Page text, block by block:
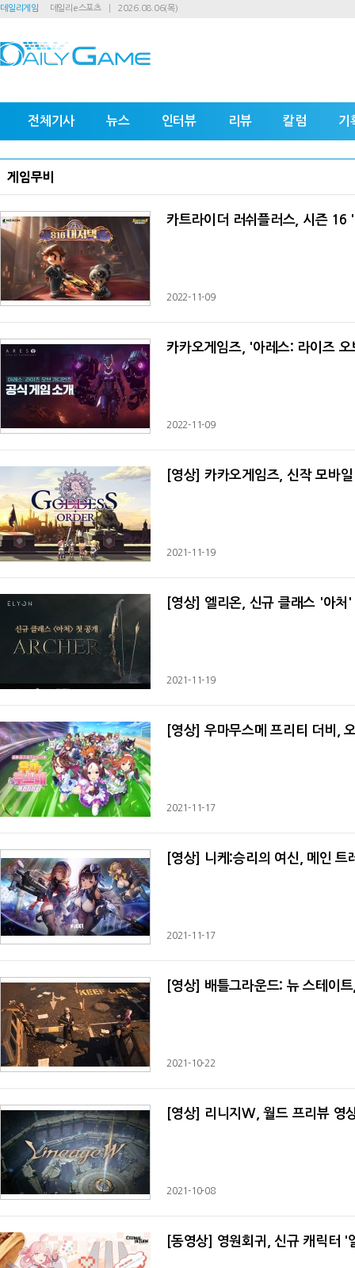
데일리게임 데일리e스포츠 2026.08.06(목)
전체기사 뉴스 인터뷰 리뷰 칼럼 기
게임무비
카트라이더 러쉬플러스, 시즌 16
2022-11-09
카카오게임즈, '아레스: 라이즈
2022-11-09
[영상] 카카오게임즈, 신작 모바
2021-11-19
[영상] 엘리온, 신규 클래스 '아처
2021-11-19
[영상] 우마무스메 프리티 더비,
2021-11-17
[영상] 니케:승리의 여신, 메인 트
2021-11-17
[영상] 배틀그라운드: 뉴 스테이
2021-10-22
[영상] 리니지W, 월드 프리뷰 영
2021-10-08
[동영상] 영원회귀, 신규 캐릭터 '